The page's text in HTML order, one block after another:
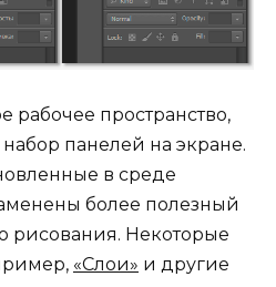
рабочее пространство,
панелей на экране.
в среде
более полезный
рисования. Некоторые
«Слои» и другие